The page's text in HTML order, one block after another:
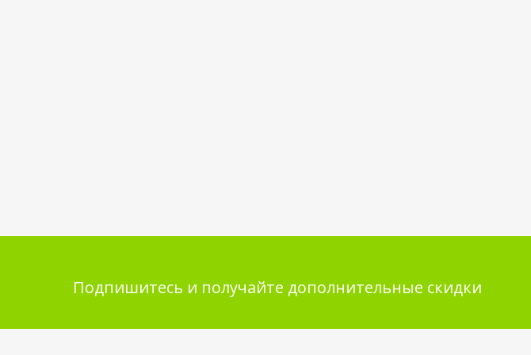
Подпишитесь и получайте дополнительные скидки